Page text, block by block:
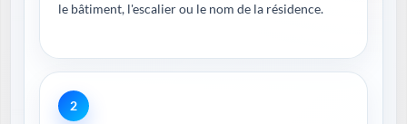
le bâtiment, l'escalier ou le nom de la résidence.
2